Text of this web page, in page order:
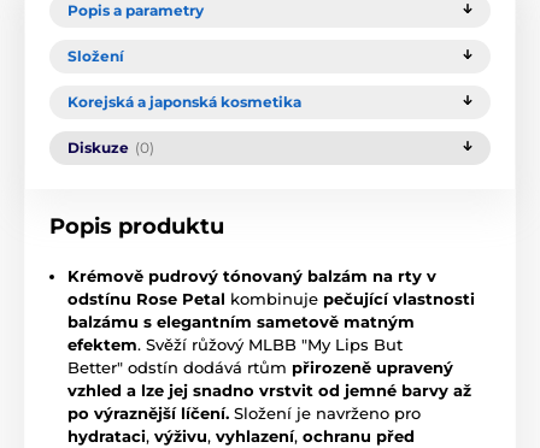
Popis a parametry
Složení
Korejská a japonská kosmetika
Diskuze (0)
Popis produktu
Krémově pudrový tónovaný balzám na rty v
odstínu Rose Petal kombinuje pečující vlastnosti
balzámu s elegantním sametově matným
efektem. Svěží růžový MLBB "My Lips But
Better" odstín dodává rtům přirozeně upravený
vzhled a lze jej snadno vrstvit od jemné barvy až
po výraznější líčení. Složení je navrženo pro
hydrataci, výživu, vyhlazení, ochranu před